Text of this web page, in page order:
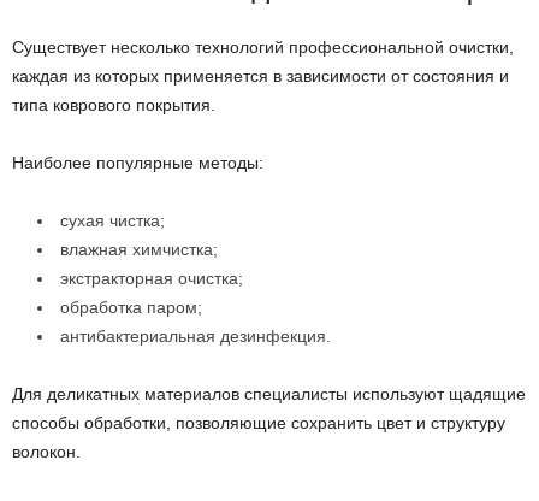
Существует несколько технологий профессиональной очистки,
каждая из которых применяется в зависимости от состояния и
типа коврового покрытия.
Наиболее популярные методы:
сухая чистка;
влажная химчистка;
экстракторная очистка;
обработка паром;
антибактериальная дезинфекция.
Для деликатных материалов специалисты используют щадящие
способы обработки, позволяющие сохранить цвет и структуру
волокон.